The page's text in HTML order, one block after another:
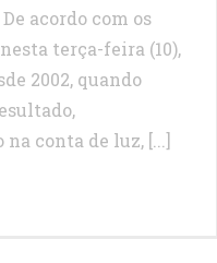
acordo com os
terça-feira (10),
2002, quando
conta de luz, [...]